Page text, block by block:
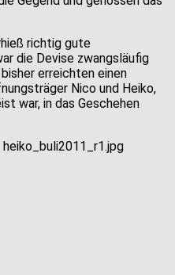
richtig gute
die Devise zwangsläufig
erreichten einen
Nico und Heiko,
war, in das Geschehen